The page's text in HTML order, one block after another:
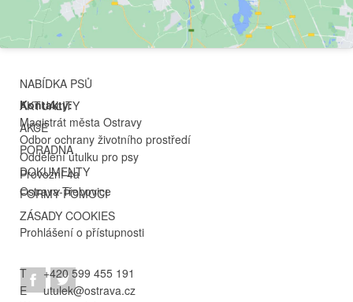
NABÍDKA PSŮ
AKTUALITY
AKCE
PORADNA
DOKUMENTY
FORMY POMOCI
ZÁSADY COOKIES
Kontakty:
Magistrát města Ostravy
Odbor ochrany životního prostředí
Oddělení útulku pro psy
Provozní 4a
Ostrava-Třebovice
Prohlášení o přístupnosti
T
+420 599 455 191
E
utulek@ostrava.cz